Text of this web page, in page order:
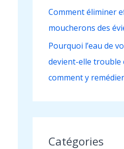
Comment éliminer
moucherons des
Pourquoi l’eau de
devient-elle trouble
comment y remédier
Catégories